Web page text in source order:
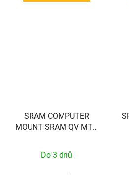
SRAM COMPUTER
MOUNT SRAM QV MTB
Do 3 dnů